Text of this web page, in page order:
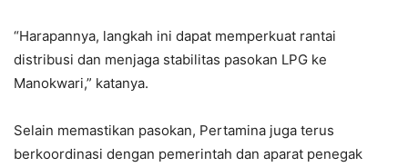
“Harapannya, langkah ini dapat memperkuat rantai
distribusi dan menjaga stabilitas pasokan LPG ke
Manokwari,” katanya.
Selain memastikan pasokan, Pertamina juga terus
berkoordinasi dengan pemerintah dan aparat penegak